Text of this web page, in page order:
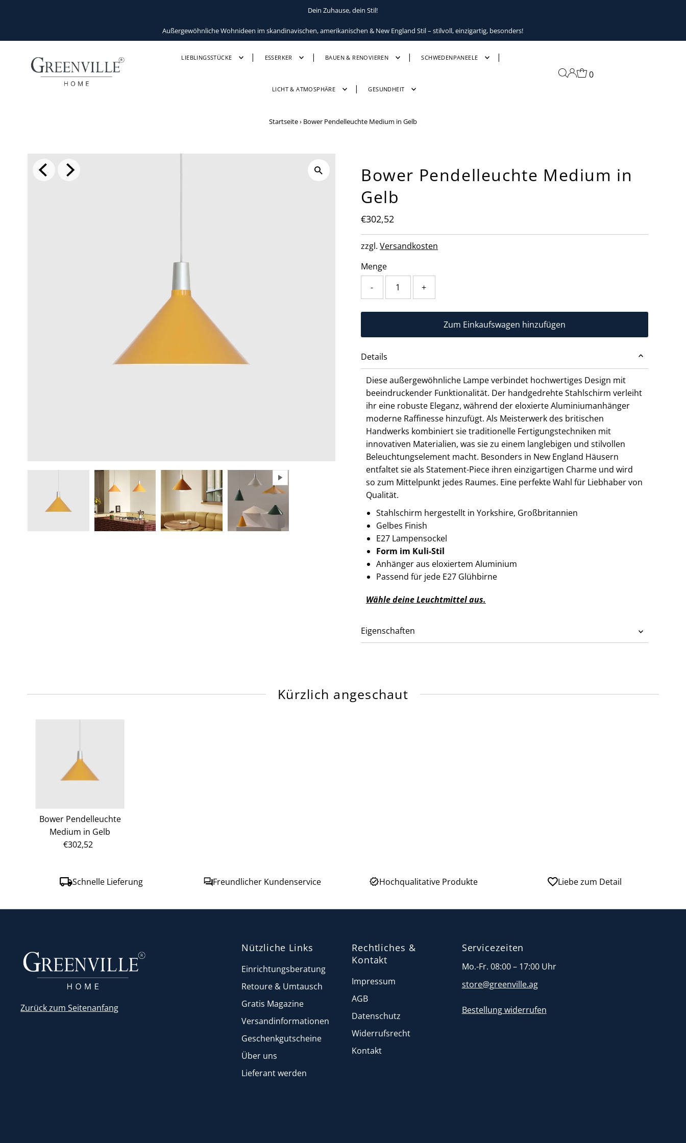
Dein Zuhause, dein Stil!
Außergewöhnliche Wohnideen im skandinavischen, amerikanischen & New England Stil – stilvoll, einzigartig, besonders!
LIEBLINGSSTÜCKE ESSERKER BAUEN & RENOVIEREN SCHWEDENPANEELE
LICHT & ATMOSPHÄRE GESUNDHEIT
0
Startseite› Bower Pendelleuchte Medium in Gelb
Wiedergabe
Bower Pendelleuchte Medium in
Gelb
Regulärer
Preis
€302,52
zzgl. Versandkosten
Menge
-
+
Details
Diese außergewöhnliche Lampe verbindet hochwertiges Design mit
beeindruckender Funktionalität. Der handgedrehte Stahlschirm verleiht
ihr eine robuste Eleganz, während der eloxierte Aluminiumanhänger
moderne Raffinesse hinzufügt. Als Meisterwerk des britischen
Handwerks kombiniert sie traditionelle Fertigungstechniken mit
innovativen Materialien, was sie zu einem langlebigen und stilvollen
Beleuchtungselement macht. Besonders in New England Häusern
entfaltet sie als Statement-Piece ihren einzigartigen Charme und wird
so zum Mittelpunkt jedes Raumes. Eine perfekte Wahl für Liebhaber von
Qualität.
Stahlschirm hergestellt in Yorkshire, Großbritannien
Gelbes Finish
E27 Lampensockel
Form im Kuli-Stil
Anhänger aus eloxiertem Aluminium
Passend für jede E27 Glühbirne
Wähle deine Leuchtmittel aus.
Eigenschaften
Kürzlich angeschaut
Bower Pendelleuchte
Medium in Gelb
Regulärer
€302,52
Schnelle Lieferung Freundlicher Kundenservice Hochqualitative Produkte Liebe zum Detail
Zurück zum Seitenanfang
Nützliche Links
Einrichtungsberatung
Retoure & Umtausch
Gratis Magazine
Versandinformationen
Geschenkgutscheine
Über uns
Lieferant werden
Rechtliches &
Kontakt
Impressum
AGB
Datenschutz
Widerrufsrecht
Kontakt
Servicezeiten
Mo.-Fr. 08:00 – 17:00 Uhr
store@greenville.ag
Bestellung widerrufen